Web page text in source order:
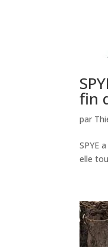
fin
par
SPYE
elle